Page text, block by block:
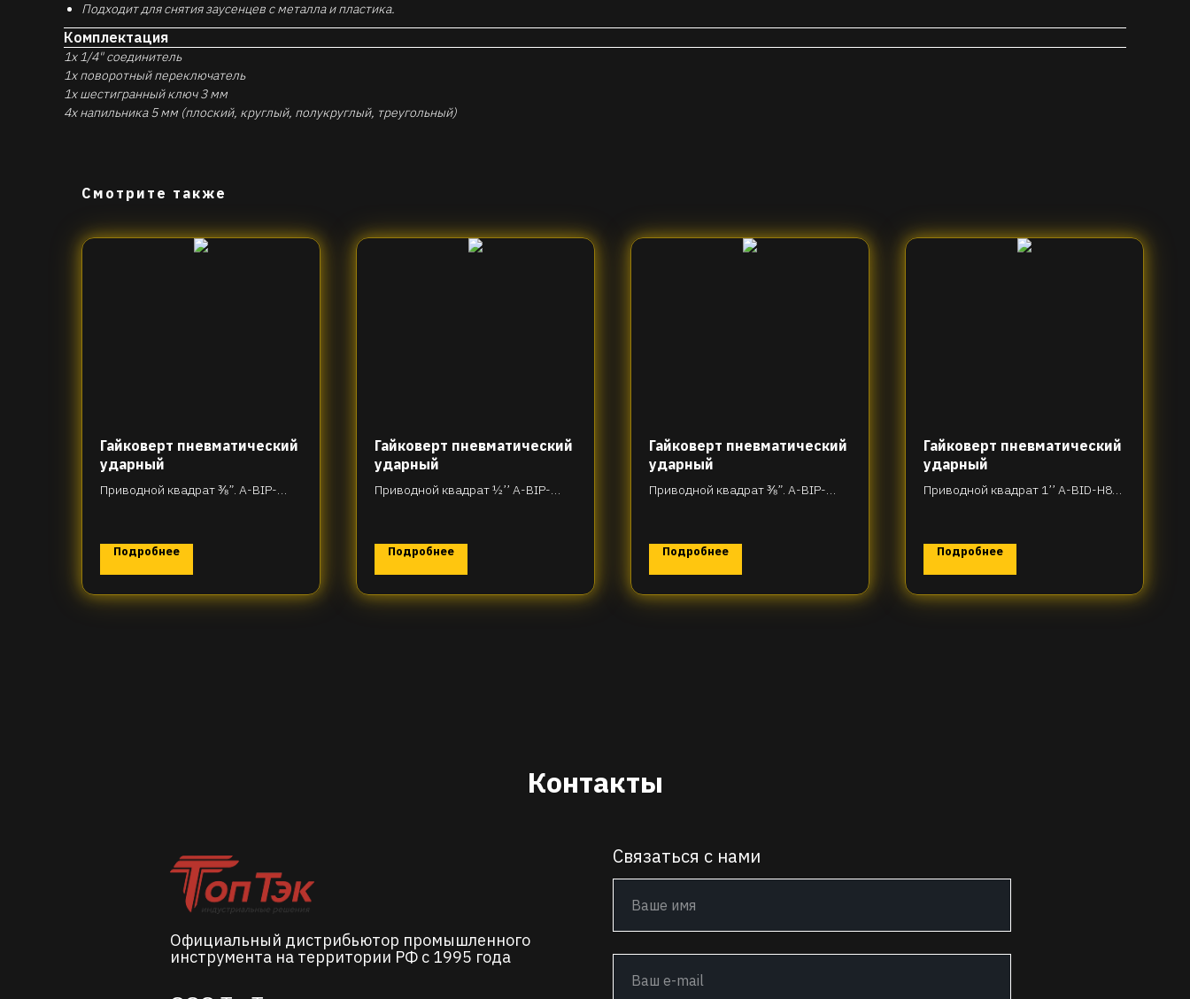
Подходит для снятия заусенцев с металла и пластика.
Комплектация
1x 1/4" соединитель
1x поворотный переключатель
1x шестигранный ключ 3 мм
4x напильника 5 мм (плоский, круглый, полукруглый, треугольный)
Смотрите также
Гайковерт пневматический
ударный
Приводной квадрат ⅜”. A-BIP-
Подробнее
Гайковерт пневматический
ударный
Приводной квадрат ½’’ A-BIP-
Подробнее
Гайковерт пневматический
ударный
Приводной квадрат ⅜”. A-BIP-
Подробнее
Гайковерт пневматический
ударный
Приводной квадрат 1’’ A-BID-H86-
Подробнее
Контакты
Официальный дистрибьютор промышленного
инструмента на территории РФ с 1995 года
Связаться с нами